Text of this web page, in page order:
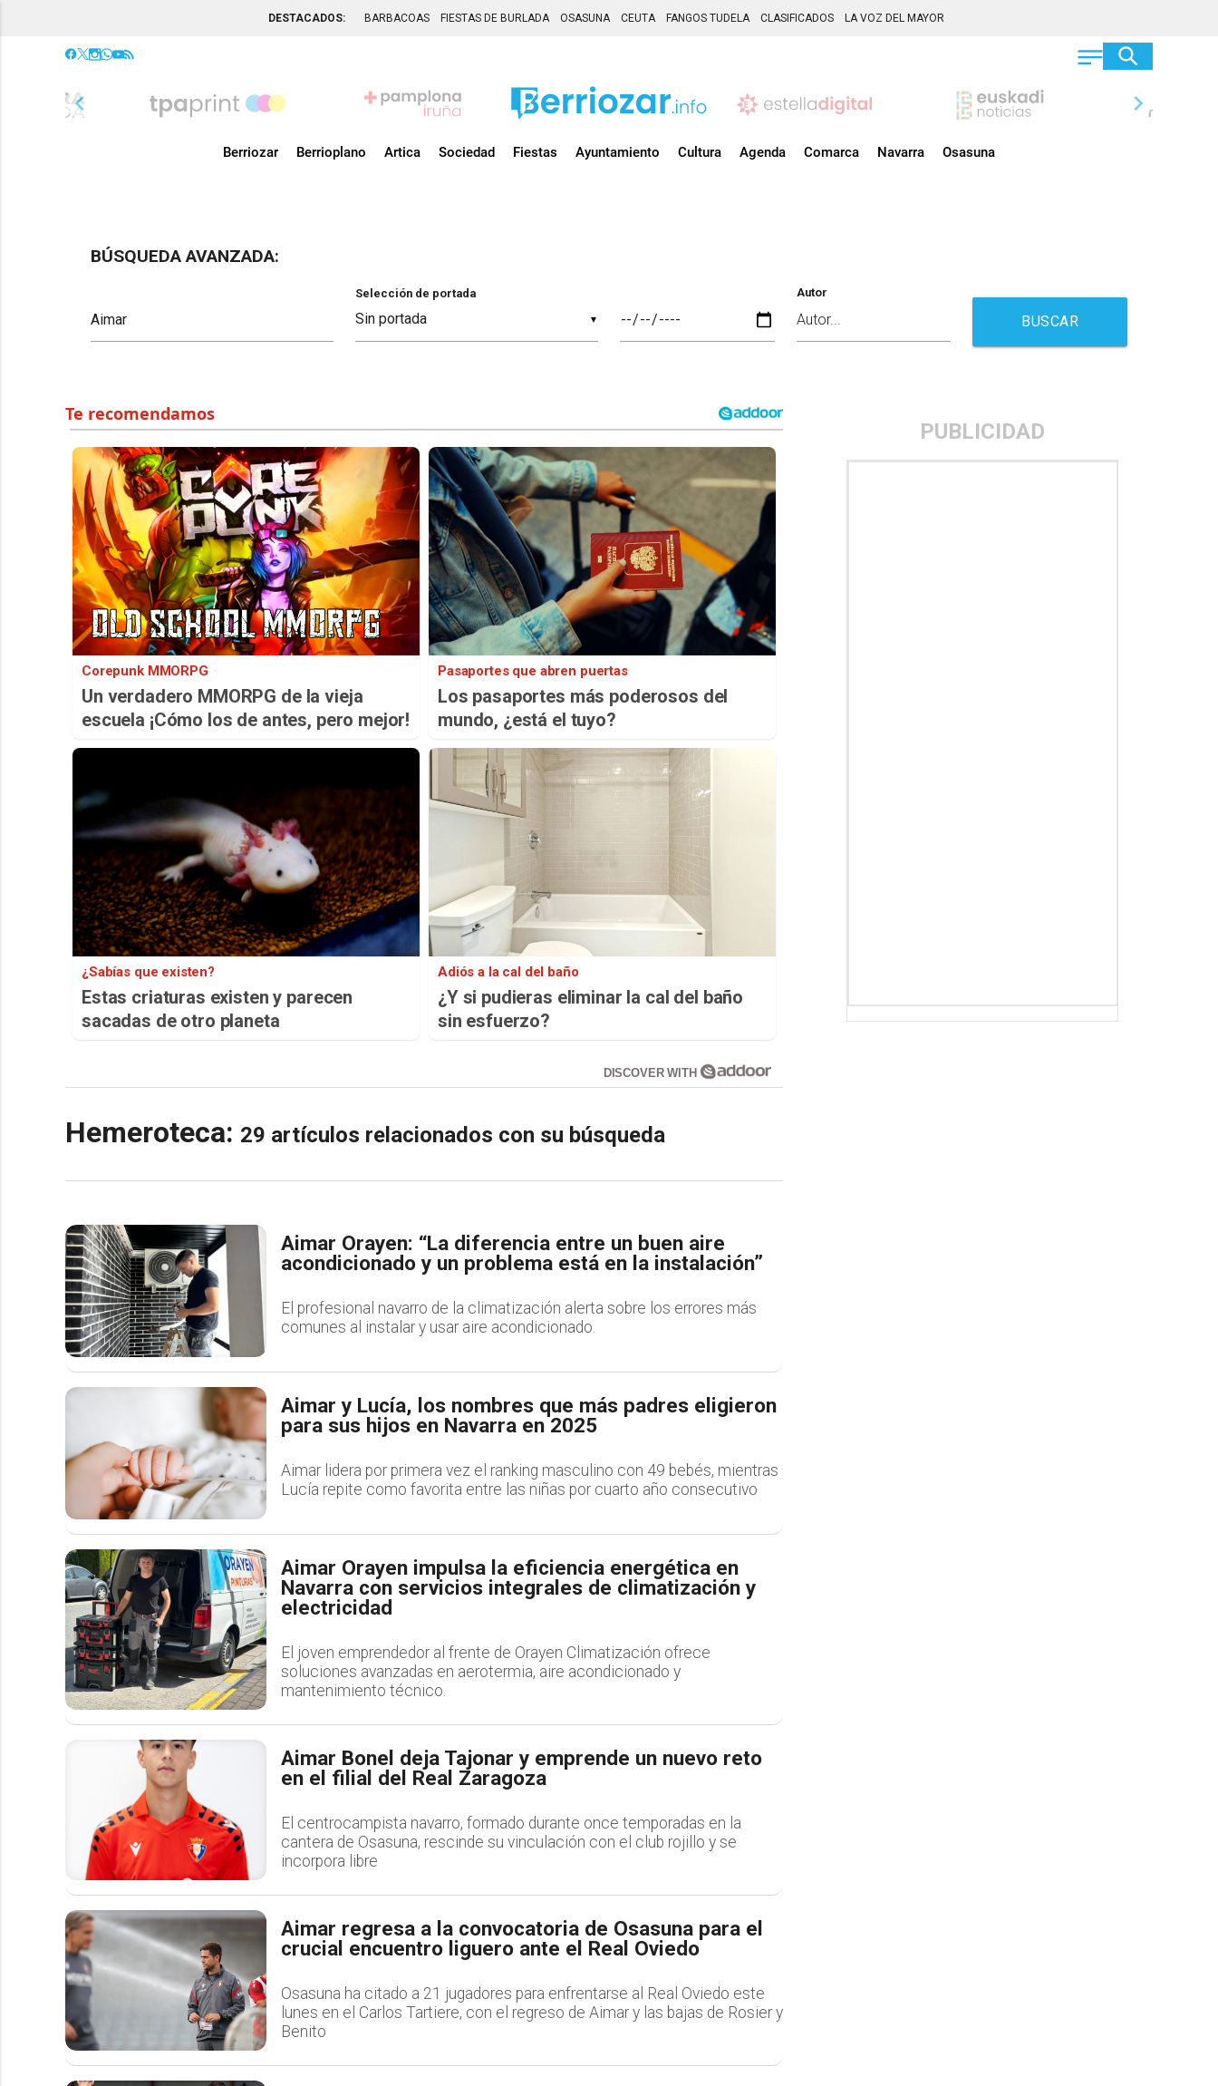
DESTACADOS: BARBACOAS FIESTAS DE BURLADA OSASUNA CEUTA FANGOS TUDELA CLASIFICADOS LA VOZ DEL MAYOR
chevron_left chevron_right
Berriozar Berrioplano Artica Sociedad Fiestas Ayuntamiento Cultura Agenda Comarca Navarra Osasuna
BÚSQUEDA AVANZADA:
▼
Selección de portada Autor
BUSCAR
Corepunk MMORPG
Un verdadero MMORPG de la vieja
escuela ¡Cómo los de antes, pero mejor!
Pasaportes que abren puertas
Los pasaportes más poderosos del
mundo, ¿está el tuyo?
¿Sabías que existen?
Estas criaturas existen y parecen
sacadas de otro planeta
Adiós a la cal del baño
¿Y si pudieras eliminar la cal del baño
sin esfuerzo?
DISCOVER WITH
Hemeroteca: 29 artículos relacionados con su búsqueda
Aimar Orayen: “La diferencia entre un buen aire
acondicionado y un problema está en la instalación”
El profesional navarro de la climatización alerta sobre los errores más
comunes al instalar y usar aire acondicionado.
Aimar y Lucía, los nombres que más padres eligieron
para sus hijos en Navarra en 2025
Aimar lidera por primera vez el ranking masculino con 49 bebés, mientras
Lucía repite como favorita entre las niñas por cuarto año consecutivo
Aimar Orayen impulsa la eficiencia energética en
Navarra con servicios integrales de climatización y
electricidad
El joven emprendedor al frente de Orayen Climatización ofrece
soluciones avanzadas en aerotermia, aire acondicionado y
mantenimiento técnico.
Aimar Bonel deja Tajonar y emprende un nuevo reto
en el filial del Real Zaragoza
El centrocampista navarro, formado durante once temporadas en la
cantera de Osasuna, rescinde su vinculación con el club rojillo y se
incorpora libre
Aimar regresa a la convocatoria de Osasuna para el
crucial encuentro liguero ante el Real Oviedo
Osasuna ha citado a 21 jugadores para enfrentarse al Real Oviedo este
lunes en el Carlos Tartiere, con el regreso de Aimar y las bajas de Rosier y
Benito
PUBLICIDAD